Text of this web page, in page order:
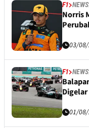
F1 NEWS
Norris
03/
F1 NEWS
01/